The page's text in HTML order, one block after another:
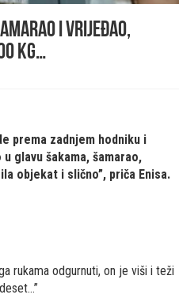
i vrijeđao,
kg…
prema zadnjem hodniku i
glavu šakama, šamarao,
objekat i slično”, priča Enisa.
rukama odgurnuti, on je viši i teži